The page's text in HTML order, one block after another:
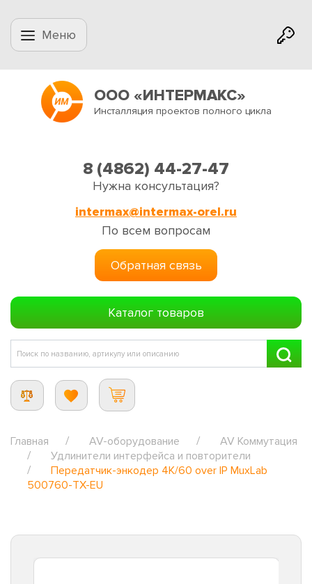
Меню
ООО «ИНТЕРМАКС»
Инсталляция проектов полного цикла
8 (4862) 44-27-47
Нужна консультация?
intermax@intermax-orel.ru
По всем вопросам
Обратная связь
Каталог товаров
Главная AV-оборудование
AV Коммутация
Удлинители интерфейса и повторители
Передатчик-энкодер 4K/60 over IP MuxLab
500760-TX-EU